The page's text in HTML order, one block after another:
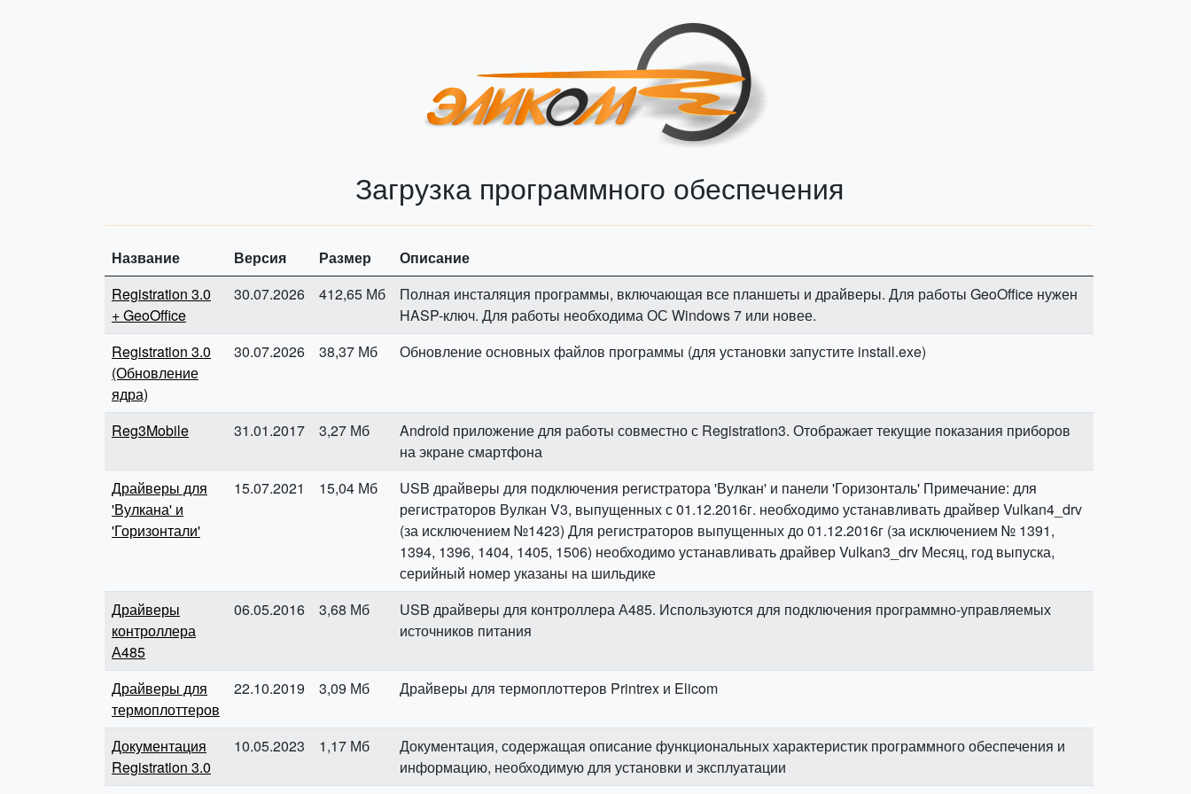
Загрузка программного обеспечения
Название Версия Размер
Описание
Registration 3.0
+ GeoOffice
30.07.2026 412,65 Мб
Полная инсталяция программы, включающая все планшеты и драйверы. Для работы GeoOffice нужен
HASP-ключ. Для работы необходима ОС Windows 7 или новее.
Registration 3.0
(Обновление
ядра)
30.07.2026 38,37 Мб Обновление основных файлов программы (для установки запустите install.exe)
Reg3Mobile 31.01.2017 3,27 Мб
Android приложение для работы совместно с Registration3. Отображает текущие показания приборов
на экране смартфона
Драйверы для
'Вулкана' и
'Горизонтали'
15.07.2021 15,04 Мб
USB драйверы для подключения регистратора 'Вулкан' и панели 'Горизонталь' Примечание: для
регистраторов Вулкан V3, выпущенных с 01.12.2016г. необходимо устанавливать драйвер Vulkan4_drv
(за исключением №1423) Для регистраторов выпущенных до 01.12.2016г (за исключением № 1391,
1394, 1396, 1404, 1405, 1506) необходимо устанавливать драйвер Vulkan3_drv Месяц, год выпуска,
серийный номер указаны на шильдике
Драйверы
контроллера
А485
06.05.2016 3,68 Мб
USB драйверы для контроллера А485. Используются для подключения программно-управляемых
источников питания
Драйверы для
термоплоттеров
22.10.2019 3,09 Мб Драйверы для термоплоттеров Printrex и Elicom
Документация
Registration 3.0
10.05.2023 1,17 Мб
Документация, содержащая описание функциональных характеристик программного обеспечения и
информацию, необходимую для установки и эксплуатации